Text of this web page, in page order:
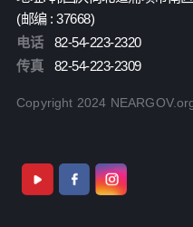
(邮编 : 37668)
电话
82-54-223-2320
传真
82-54-223-2309
Copyright 2024